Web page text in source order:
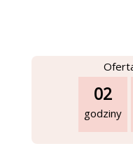
02
godziny